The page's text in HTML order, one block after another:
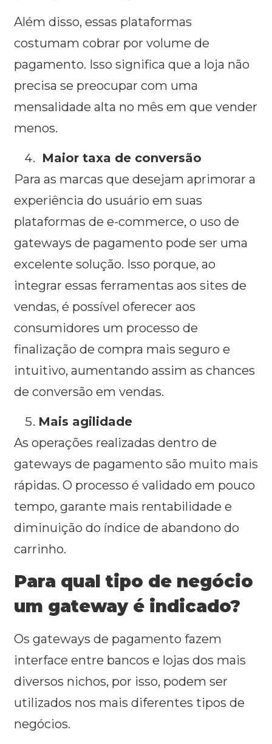
Além disso, essas plataformas
costumam cobrar por volume de
pagamento. Isso significa que a loja não
precisa se preocupar com uma
mensalidade alta no mês em que vender
menos.
Maior taxa de conversão
Para as marcas que desejam aprimorar a
experiência do usuário em suas
plataformas de e-commerce, o uso de
gateways de pagamento pode ser uma
excelente solução. Isso porque, ao
integrar essas ferramentas aos sites de
vendas, é possível oferecer aos
consumidores um processo de
finalização de compra mais seguro e
intuitivo, aumentando assim as chances
de conversão em vendas.
Mais agilidade
As operações realizadas dentro de
gateways de pagamento são muito mais
rápidas. O processo é validado em pouco
tempo, garante mais rentabilidade e
diminuição do índice de abandono do
carrinho.
Para qual tipo de negócio
um gateway é indicado?
Os gateways de pagamento fazem
interface entre bancos e lojas dos mais
diversos nichos, por isso, podem ser
utilizados nos mais diferentes tipos de
negócios.